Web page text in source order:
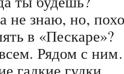
не знаю, но,
в «Пескаре»?
Рядом с